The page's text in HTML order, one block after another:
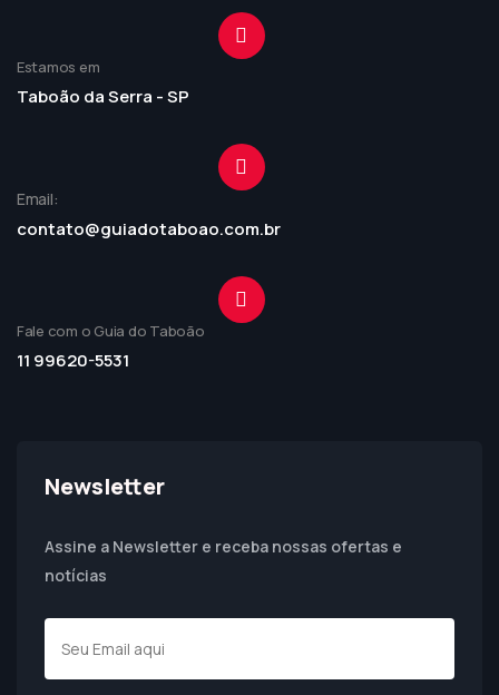
Estamos em
Taboão da Serra - SP
Email:
contato@guiadotaboao.com.br
Fale com o Guia do Taboão
11 99620-5531
Newsletter
Assine a Newsletter e receba nossas ofertas e
notícias